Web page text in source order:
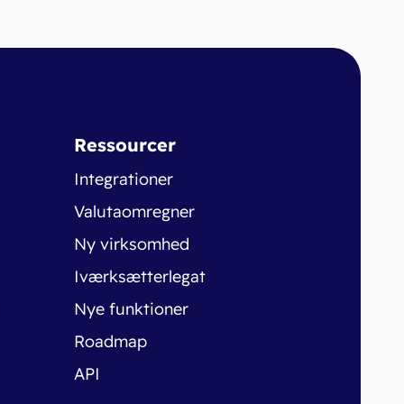
Ressourcer
Integrationer
Valutaomregner
Ny virksomhed
Iværksætterlegat
Nye funktioner
Roadmap
API